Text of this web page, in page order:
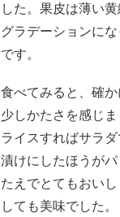
した。果皮は薄い
グラデーションに
です。
食べてみると、確
少しかたさを感じ
ライスすればサラ
漬けにしたほうが
たえでとてもおい
しても美味でした